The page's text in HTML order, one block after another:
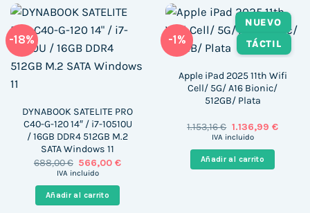
-18%
DYNABOOK SATELITE PRO
C40-G-120 14″ / i7-10510U
/ 16GB DDR4 512GB M.2
SATA Windows 11
688,00€ El
precio
era:
688,00 €.
566,00€El
IVA incluido
Añadir al carrito
-1%
NUEVO
TÁCTIL
Apple iPad 2025 11th Wifi
Cell/ 5G/ A16 Bionic/
512GB/ Plata
1.153,16€ El
precio
era:
1.153,16 €.
1.136,99 €El
IVA incluido
Añadir al carrito